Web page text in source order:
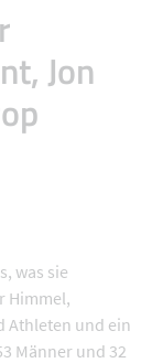
Jon
was sie
Himmel,
Athleten und ein
Männer und 32